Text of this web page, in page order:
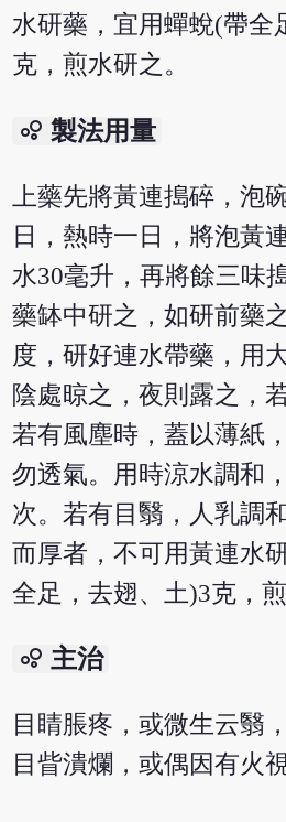
水研藥，宜用蟬蛻(帶全
克，煎水研之。
bubble_chart 製法用量
上藥先將黃連搗碎，泡
日，熱時一日，將泡黃
水30毫升，再將餘三味
藥缽中研之，如研前藥
度，研好連水帶藥，用
陰處晾之，夜則露之，
若有風塵時，蓋以薄紙
勿透氣。用時涼水調和
次。若有目翳，人乳調
而厚者，不可用黃連水
全足，去翅、土)3克，煎
bubble_chart 主治
目睛脹疼，或微生云翳
目眥潰爛，或偶因有火